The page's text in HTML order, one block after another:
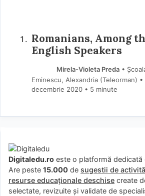
Romanians, Among
English Speakers
Mirela-Violeta Preda•
Eminescu, Alexandria (Teleorman) •
decembrie 2020 • 5 minute
Digitaledu.ro este o platformă dedicată
Are peste 15.000 de sugestii de
resurse educaționale deschise create
selectate, revizuite și validate de